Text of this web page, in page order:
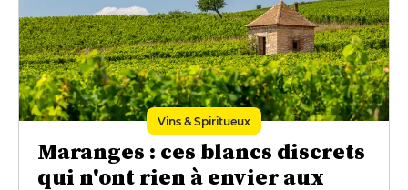
Vins & Spiritueux
Maranges : ces blancs discrets
qui n'ont rien à envier aux